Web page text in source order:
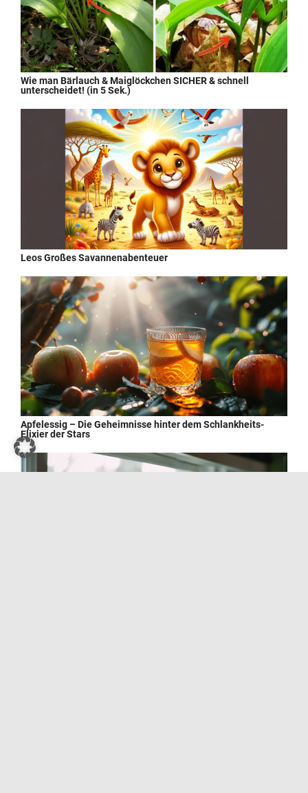
Wie man Bärlauch & Maiglöckchen SICHER & schnell
unterscheidet! (in 5 Sek.)
Leos Großes Savannenabenteuer
Apfelessig – Die Geheimnisse hinter dem Schlankheits-
Elixier der Stars